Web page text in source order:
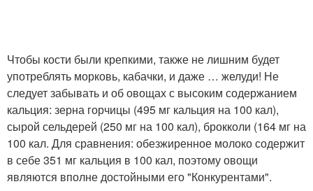
Чтобы кости были крепкими, также не лишним будет
употреблять морковь, кабачки, и даже … желуди! Не
следует забывать и об овощах с высоким содержанием
кальция: зерна горчицы (495 мг кальция на 100 кал),
сырой сельдерей (250 мг на 100 кал), брокколи (164 мг на
100 кал. Для сравнения: обезжиренное молоко содержит
в себе 351 мг кальция в 100 кал, поэтому овощи
являются вполне достойными его "Конкурентами".